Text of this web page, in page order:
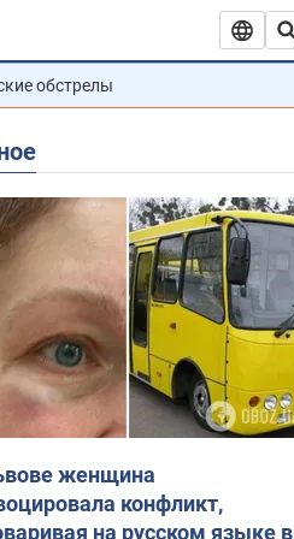
обстрелы
женщина
конфликт,
на русском языке в